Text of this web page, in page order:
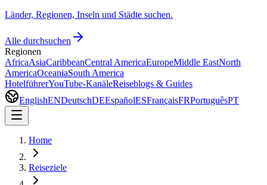
Länder, Regionen, Inseln und Städte suchen.
Alle durchsuchen
Regionen
AfricaAsiaCaribbeanCentral AmericaEuropeMiddle EastNorth
AmericaOceaniaSouth America
HotelführerYouTube-KanäleReiseblogs & Guides
EnglishENDeutschDEEspañolESFrançaisFRPortuguêsPT
Home
Reiseziele